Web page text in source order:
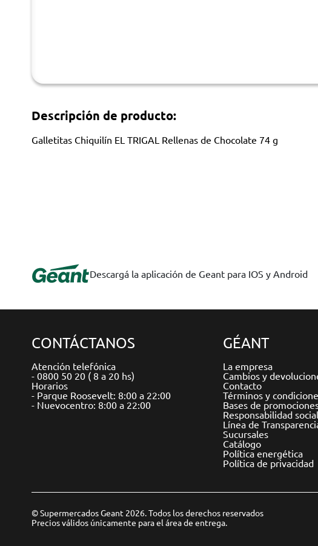
Descripción de producto:
Galletitas Chiquilín EL TRIGAL Rellenas de Chocolate 74 g
Descargá la aplicación de Geant para IOS y Android
CONTÁCTANOS
Atención telefónica
- 0800 50 20 ( 8 a 20 hs)
Horarios
- Parque Roosevelt: 8:00 a 22:00
- Nuevocentro: 8:00 a 22:00
GÉANT
La empresa
Cambios y
Contacto
Términos y
Bases de
Responsabilidad social
Línea de
Sucursales
Catálogo
Política energética
Política de privacidad
© Supermercados Geant 2026. Todos los derechos reservados
Precios válidos únicamente para el área de entrega.